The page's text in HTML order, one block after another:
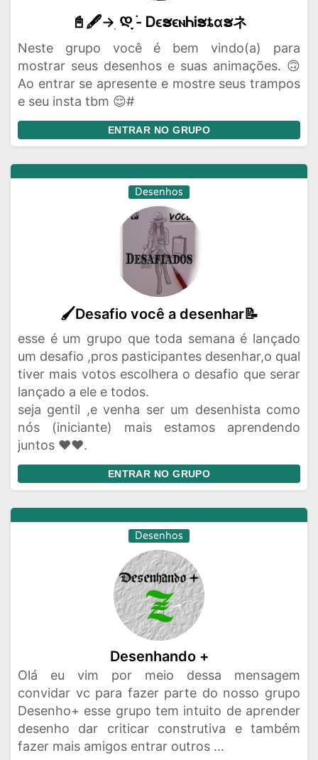
📓🖋️→ ׅᲓָ֪ ࣪- ᎠϵຮϵⲛᏂᎥຮȶɑຮネ
Neste grupo você é bem vindo(a) para
mostrar seus desenhos e suas animações. 🙃
Ao entrar se apresente e mostre seus trampos
e seu insta tbm 😌#
ENTRAR NO GRUPO
Desenhos
🖌️Desafio você a desenhar📝
esse é um grupo que toda semana é lançado
um desafio ,pros pasticipantes desenhar,o qual
tiver mais votos escolhera o desafio que serar
lançado a ele e todos.
seja gentil ,e venha ser um desenhista como
nós (iniciante) mais estamos aprendendo
juntos ❤❤.
ENTRAR NO GRUPO
Desenhos
Desenhando +
Olá eu vim por meio dessa mensagem
convidar vc para fazer parte do nosso grupo
Desenho+ esse grupo tem intuito de aprender
desenho dar criticar construtiva e também
fazer mais amigos entrar outros ...